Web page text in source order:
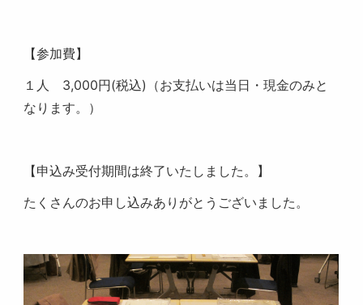
【参加費】
１人 3,000円(税込) （お支払いは当日・現金のみと
なります。）
【申込み受付期間は終了いたしました。】
たくさんのお申し込みありがとうございました。